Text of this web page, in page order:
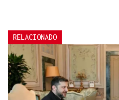
RELACIONADO